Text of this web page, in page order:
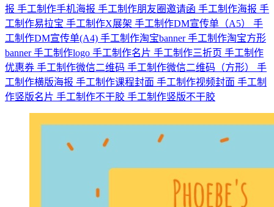
报 手工制作手机海报 手工制作朋友圈邀请函 手工制作海报 手
工制作易拉宝 手工制作X展架 手工制作DM宣传单（A5） 手
工制作DM宣传单(A4) 手工制作淘宝banner手工制作淘宝方形
banner手工制作logo 手工制作名片 手工制作三折页 手工制作
优惠券 手工制作微信二维码 手工制作微信二维码（方形） 手
工制作横版海报 手工制作课程封面 手工制作视频封面 手工制
作竖版名片 手工制作不干胶 手工制作竖版不干胶